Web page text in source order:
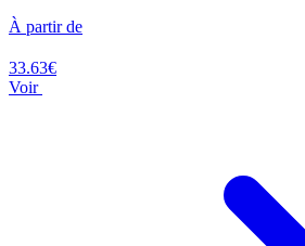
À partir de
33.63€
Voir